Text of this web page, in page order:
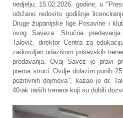
nedjelju, 15.02.2026. godine, u
održano redovito godišnje
Druge županijske lige Posavine i
ovog Saveza. Stručna
Talović, direktor Centra za
zadovoljan odazivom posavskih
predavanja. Ovaj Savez je pravi
prema struci. Ovdje dolazim punih
pozitivnih dojmova", kazao je dr.
40-ak naših trenera koji su dobili